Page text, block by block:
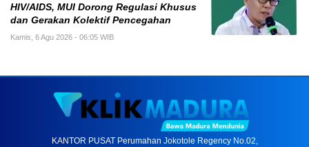
HIV/AIDS, MUI Dorong Regulasi Khusus
dan Gerakan Kolektif Pencegahan
Kamis, 6 Agu 2026 - 06:05 WIB
KANTOR PUSAT Perumahan Jokotole Regency No.02,